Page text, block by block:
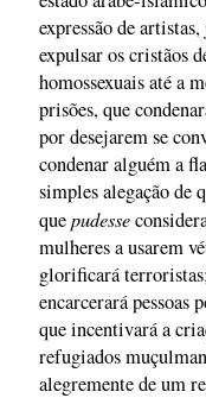
expressão de
expulsar os cristãos
homossexuais até a
prisões, que
por desejarem se
condenar alguém a
simples alegação de
quepudesse
mulheres a usarem
glorificará
encarcerará pessoas
que incentivará a
refugiados
alegremente de um